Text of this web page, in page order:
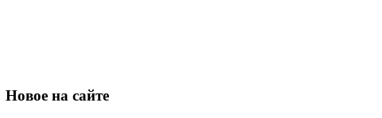
Новое на сайте